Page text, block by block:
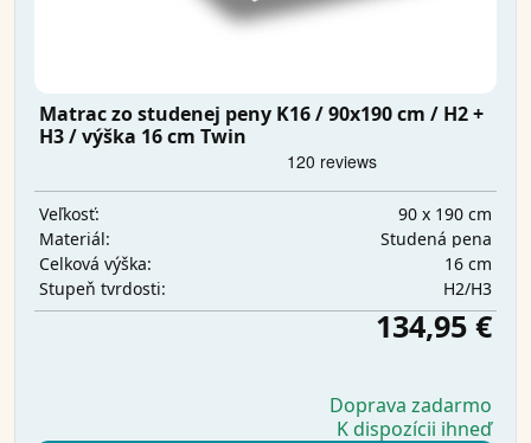
Matrac zo studenej peny K16 / 90x190 cm / H2 +
H3 / výška 16 cm Twin
Veľkosť:
90 x 190 cm
Materiál:
Studená pena
Celková výška:
16 cm
Stupeň tvrdosti:
H2/H3
134,95 €
Doprava zadarmo
K dispozícii ihneď